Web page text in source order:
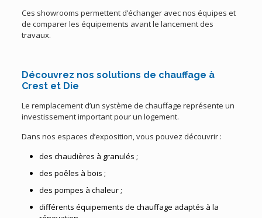
Ces showrooms permettent d’échanger avec nos équipes et
de comparer les équipements avant le lancement des
travaux.
Découvrez nos solutions de chauffage à
Crest et Die
Le remplacement d’un système de chauffage représente un
investissement important pour un logement.
Dans nos espaces d’exposition, vous pouvez découvrir :
des chaudières à granulés ;
des poêles à bois ;
des pompes à chaleur ;
différents équipements de chauffage adaptés à la